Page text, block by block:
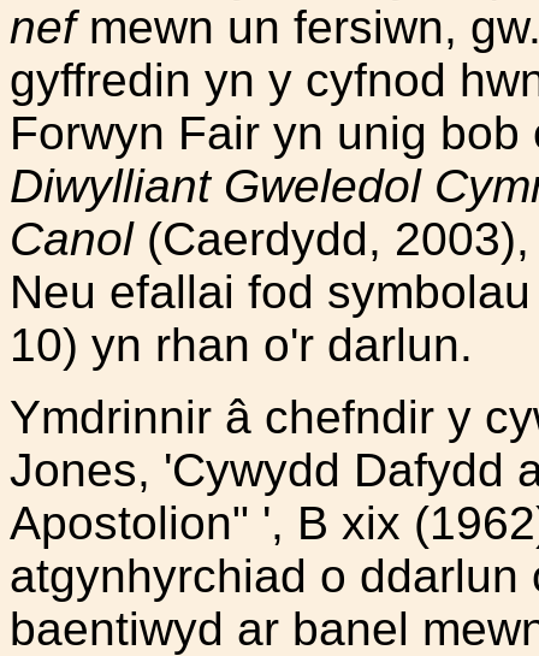
nefmewn un fersiwn,
gyffredin yn y cyfnod
Forwyn Fair yn unig
Diwylliant Gweledol
Canol(Caerdydd,
Neu efallai fod
10) yn rhan o'r darlun.
Ymdrinnir â chefndir y
Jones, 'Cywydd Dafydd
Apostolion" ', B xix
atgynhyrchiad o
baentiwyd ar banel